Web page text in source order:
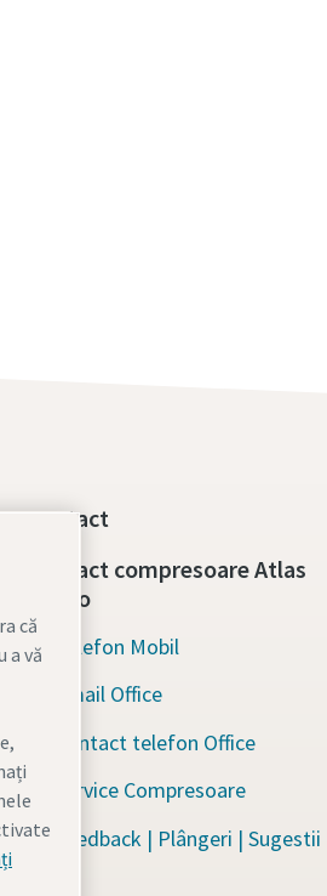
Contact
Contact compresoare Atlas
Copco
Telefon Mobil
Email Office
Contact telefon Office
Service Compresoare
Feedback | Plângeri | Sugestii
că
a vă